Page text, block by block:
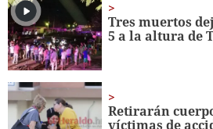
Tres muertos
5 a la altura de
Retirarán
víctimas de